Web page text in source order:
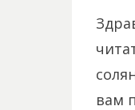
вам